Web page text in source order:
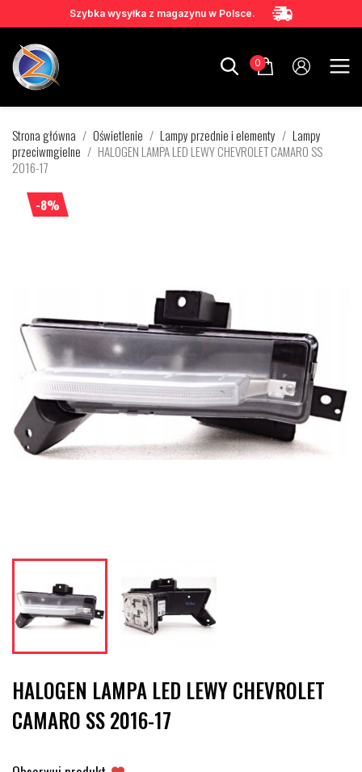
Szybka wysyłka z magazynu w Polsce.
0
Strona główna Oświetlenie Lampy przednie i elementy
Lampy
przeciwmgielne
HALOGEN LAMPA LED LEWY CHEVROLET CAMARO SS
2016-17
-8%
HALOGEN LAMPA LED LEWY CHEVROLET
CAMARO SS 2016-17